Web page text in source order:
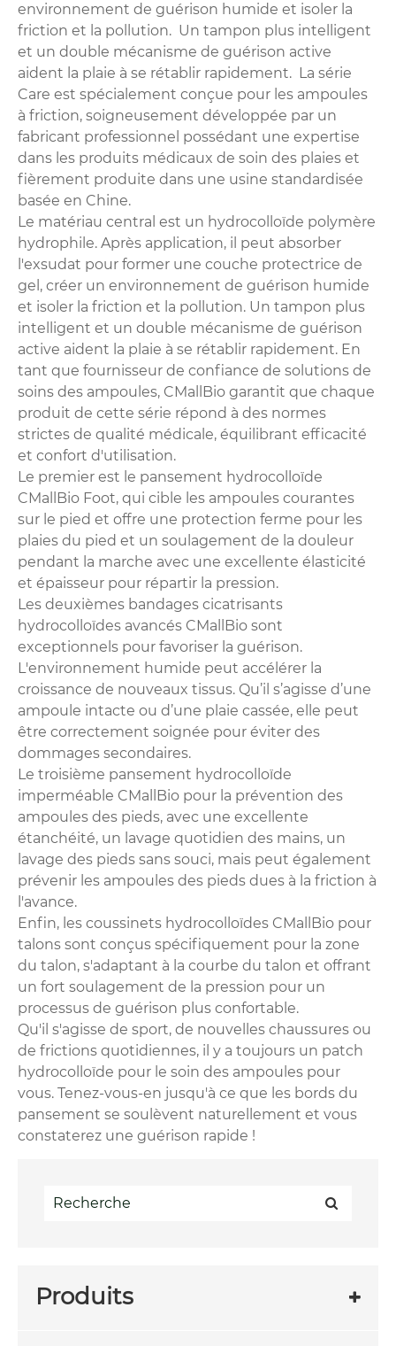
environnement de guérison humide et isoler la
friction et la pollution. Un tampon plus intelligent
et un double mécanisme de guérison active
aident la plaie à se rétablir rapidement. La série
Care est spécialement conçue pour les ampoules
à friction, soigneusement développée par un
fabricant professionnel possédant une expertise
dans les produits médicaux de soin des plaies et
fièrement produite dans une usine standardisée
basée en Chine.
Le matériau central est un hydrocolloïde polymère
hydrophile. Après application, il peut absorber
l'exsudat pour former une couche protectrice de
gel, créer un environnement de guérison humide
et isoler la friction et la pollution. Un tampon plus
intelligent et un double mécanisme de guérison
active aident la plaie à se rétablir rapidement. En
tant que fournisseur de confiance de solutions de
soins des ampoules, CMallBio garantit que chaque
produit de cette série répond à des normes
strictes de qualité médicale, équilibrant efficacité
et confort d'utilisation.
Le premier est le pansement hydrocolloïde
CMallBio Foot, qui cible les ampoules courantes
sur le pied et offre une protection ferme pour les
plaies du pied et un soulagement de la douleur
pendant la marche avec une excellente élasticité
et épaisseur pour répartir la pression.
Les deuxièmes bandages cicatrisants
hydrocolloïdes avancés CMallBio sont
exceptionnels pour favoriser la guérison.
L'environnement humide peut accélérer la
croissance de nouveaux tissus. Qu’il s’agisse d’une
ampoule intacte ou d’une plaie cassée, elle peut
être correctement soignée pour éviter des
dommages secondaires.
Le troisième pansement hydrocolloïde
imperméable CMallBio pour la prévention des
ampoules des pieds, avec une excellente
étanchéité, un lavage quotidien des mains, un
lavage des pieds sans souci, mais peut également
prévenir les ampoules des pieds dues à la friction à
l'avance.
Enfin, les coussinets hydrocolloïdes CMallBio pour
talons sont conçus spécifiquement pour la zone
du talon, s'adaptant à la courbe du talon et offrant
un fort soulagement de la pression pour un
processus de guérison plus confortable.
Qu'il s'agisse de sport, de nouvelles chaussures ou
de frictions quotidiennes, il y a toujours un patch
hydrocolloïde pour le soin des ampoules pour
vous. Tenez-vous-en jusqu'à ce que les bords du
pansement se soulèvent naturellement et vous
constaterez une guérison rapide !
Produits